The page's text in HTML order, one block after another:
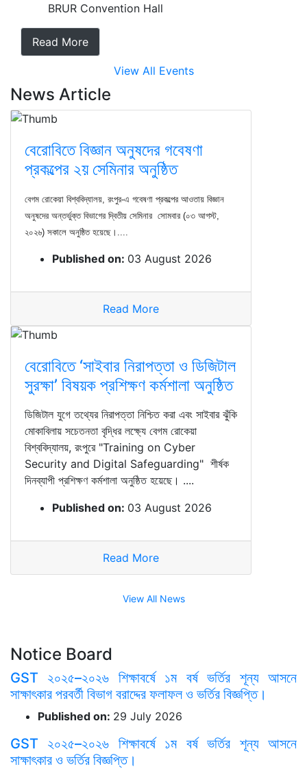
BRUR Convention Hall
Read More
View All Events
News Article
বেরোবিতে বিজ্ঞান অনুষদের গবেষণা
প্রকল্পের ২য় সেমিনার অনুষ্ঠিত
বেগম রোকেয়া বিশ্ববিদ্যালয়, রংপুর-এ গবেষণা প্রকল্পের আওতায় বিজ্ঞান
অনুষদের অন্তর্ভুক্ত বিভাগের দ্বিতীয় সেমিনার সোমবার (০৩ আগস্ট,
২০২৬) সকালে অনুষ্ঠিত হয়েছে।....
Published on: 03 August 2026
Read More
বেরোবিতে ‘সাইবার নিরাপত্তা ও ডিজিটাল
সুরক্ষা’ বিষয়ক প্রশিক্ষণ কর্মশালা অনুষ্ঠিত
ডিজিটাল যুগে তথ্যের নিরাপত্তা নিশ্চিত করা এবং সাইবার ঝুঁকি
মোকাবিলায় সচেতনতা বৃদ্ধির লক্ষ্যে বেগম রোকেয়া
বিশ্ববিদ্যালয়, রংপুরে "Training on Cyber
Security and Digital Safeguarding" শীর্ষক
দিনব্যাপী প্রশিক্ষণ কর্মশালা অনুষ্ঠিত হয়েছে। ....
Published on: 03 August 2026
Read More
View All News
Notice Board
GST ২০২৫–২০২৬ শিক্ষাবর্ষে ১ম বর্ষ ভর্তির শূন্য আসনে
সাক্ষাৎকার পরবর্তী বিভাগ বরাদ্দের ফলাফল ও ভর্তির বিজ্ঞপ্তি।
Published on: 29 July 2026
GST ২০২৫–২০২৬ শিক্ষাবর্ষে ১ম বর্ষ ভর্তির শূন্য আসনে
সাক্ষাৎকার ও ভর্তির বিজ্ঞপ্তি।